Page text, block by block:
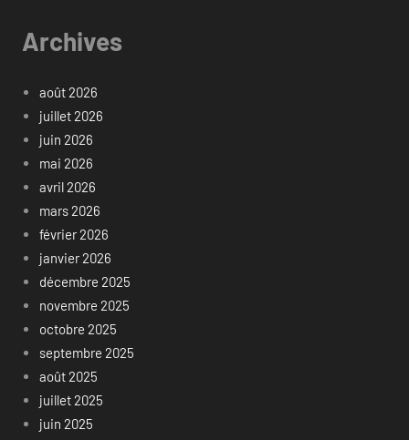
Archives
août 2026
juillet 2026
juin 2026
mai 2026
avril 2026
mars 2026
février 2026
janvier 2026
décembre 2025
novembre 2025
octobre 2025
septembre 2025
août 2025
juillet 2025
juin 2025